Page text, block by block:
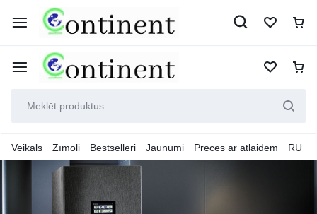
Veikals Zīmoli Bestselleri Jaunumi Preces ar atlaidēm RU